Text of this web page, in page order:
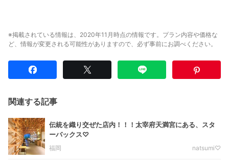
※掲載されている情報は、2020年11月時点の情報です。プラン内容や価格な
ど、情報が変更される可能性がありますので、必ず事前にお調べください。
関連する記事
伝統を織り交ぜた店内！！！太宰府天満宮にある、スタ
ーバックス♡
福岡 natsumi♡